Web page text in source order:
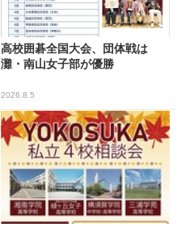
高校囲碁全国大会、団体戦は
灘・南山女子部が優勝
2026.8.5